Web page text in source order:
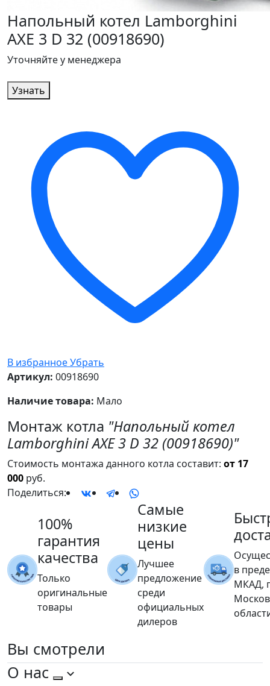
Напольный котел Lamborghini
AXE 3 D 32 (00918690)
Уточняйте у менеджера
Узнать
В избранноеУбрать
Артикул: 00918690
Наличие товара: Мало
Монтаж котла "Напольный котел
Lamborghini AXE 3 D 32 (00918690)"
Стоимость монтажа данного котла составит: от 17
000 руб.
Поделиться:
100%
гарантия
качества
Только
оригинальные
товары
Самые
низкие
цены
Лучшее
предложение
среди
официальных
дилеров
в
МКАД,
Вы смотрели
О нас